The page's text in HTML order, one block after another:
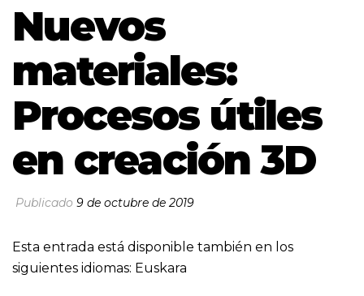
Nuevos
materiales:
Procesos útiles
en creación 3D
Publicado 9 de octubre de 2019
Esta entrada está disponible también en los
siguientes idiomas: Euskara